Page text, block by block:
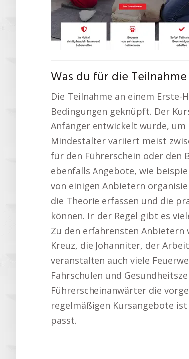
Was du für die
Die Teilnahme an einem
Bedingungen geknüpft. Der
Anfänger entwickelt wurde,
Mindestalter variiert meist
für den Führerschein oder den
ebenfalls Angebote, wie
von einigen Anbietern
die Theorie erfassen und die
können. In der Regel gibt es
Zu den erfahrensten Anbietern
Kreuz, die Johanniter, der
veranstalten auch viele
Fahrschulen und
Führerscheinanwärter die
regelmäßigen Kursangebote
passt.